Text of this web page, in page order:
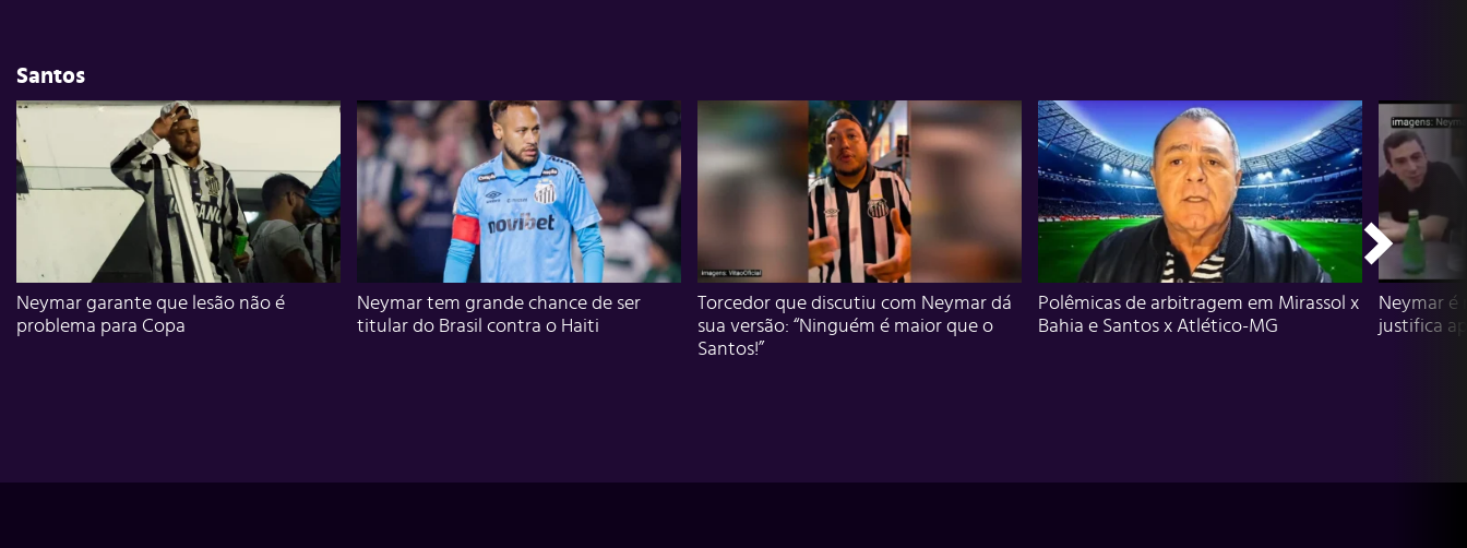
Santos
Neymar garante que lesão não é
problema para Copa
Neymar tem grande chance de ser
titular do Brasil contra o Haiti
Torcedor que discutiu com Neymar dá
sua versão: “Ninguém é maior que o
Santos!”
Polêmicas de arbitragem em Mirassol x
Bahia e Santos x Atlético-MG
Neymar é
justifica